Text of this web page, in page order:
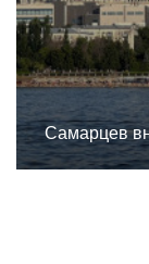
Самарцев